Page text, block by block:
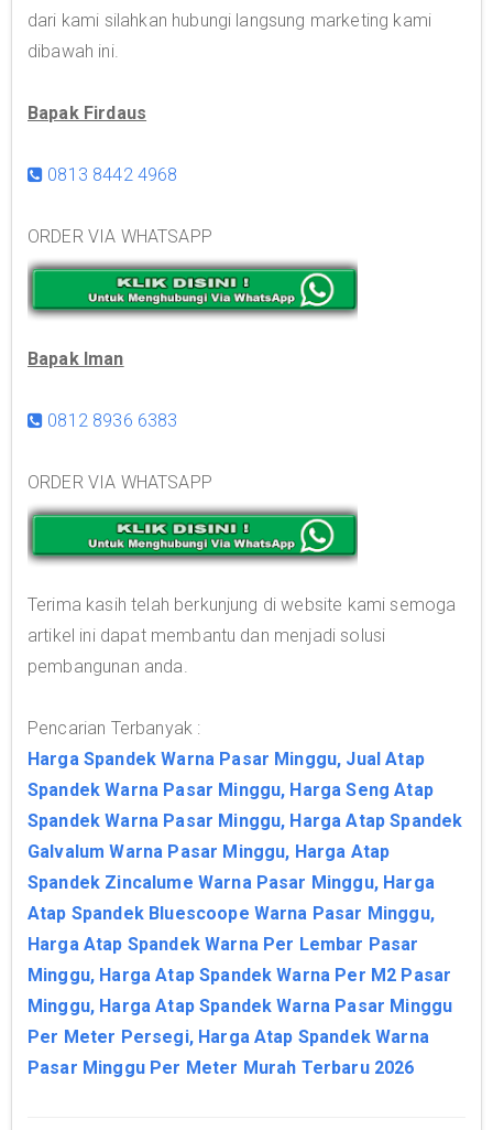
dari kami silahkan hubungi langsung marketing kami
dibawah ini.
Bapak Firdaus
0813 8442 4968
ORDER VIA WHATSAPP
Bapak Iman
0812 8936 6383
ORDER VIA WHATSAPP
Terima kasih telah berkunjung di website kami semoga
artikel ini dapat membantu dan menjadi solusi
pembangunan anda.
Pencarian Terbanyak :
Harga Spandek Warna Pasar Minggu, Jual Atap
Spandek Warna Pasar Minggu, Harga Seng Atap
Spandek Warna Pasar Minggu, Harga Atap Spandek
Galvalum Warna Pasar Minggu, Harga Atap
Spandek Zincalume Warna Pasar Minggu, Harga
Atap Spandek Bluescoope Warna Pasar Minggu,
Harga Atap Spandek Warna Per Lembar Pasar
Minggu, Harga Atap Spandek Warna Per M2 Pasar
Minggu, Harga Atap Spandek Warna Pasar Minggu
Per Meter Persegi, Harga Atap Spandek Warna
Pasar Minggu Per Meter Murah Terbaru 2026